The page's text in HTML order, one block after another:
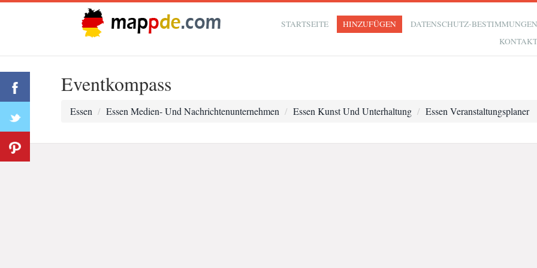
STARTSEITE HINZUFÜGEN
DATENSCHUTZ-
Eventkompass
Essen Essen Medien- Und Nachrichtenunternehmen Essen Kunst Und Unterhaltung Essen Veranstaltungsplaner